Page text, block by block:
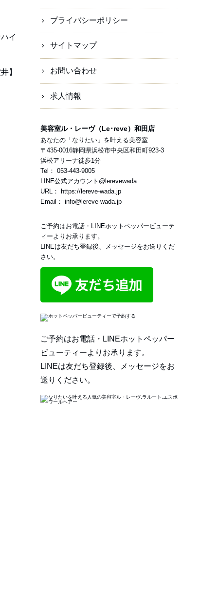
イ
】
プライバシーポリシー
サイトマップ
お問い合わせ
求人情報
美容室ル・レーヴ（Le･reve）和田店
あなたの「なりたい」を叶える美容室
〒 435-0016静岡県浜松市中央区和田町923-3
浜松アリーナ徒歩1分
Tel： 053-443-9005
LINE公式アカウント @lerevewada
URL：
https://lereve-wada.jp
Email： info@lereve-wada.jp
ご予約はお電話・LINEホットペッパービューテ
ィーよりお承ります。
LINEは友だち登録後、メッセージをお送りくだ
さい。
ご予約はお電話・LINEホットペッパー
ビューティーよりお承ります。
LINEは友だち登録後、メッセージをお
送りください。